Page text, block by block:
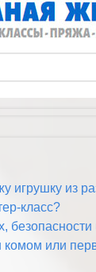
игрушку из
класс?
безопасности
комом или